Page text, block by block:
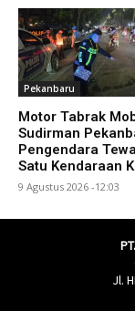
Pekanbaru
Motor Tabrak
Sudirman
Pengendara
Satu Kendaraan
9 Agustus 2026 -12:03
Jl.